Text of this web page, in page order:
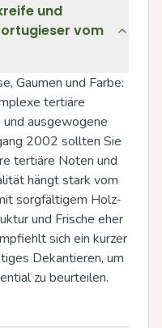
und
vom
Gaumen und Farbe:
tertiäre
ausgewogene
2002 sollten Sie
tertiäre Noten und
hängt stark vom
sorgfältigem Holz-
und Frische eher
sich ein kurzer
Dekantieren, um
zu beurteilen.